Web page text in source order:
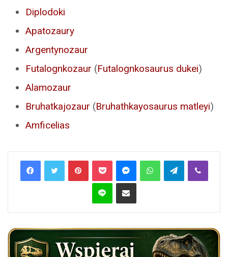
Diplodoki
Apatozaury
Argentynozaur
Futalognkozaur (Futalognkosaurus dukei)
Alamozaur
Bruhatkajozaur (Bruhathkayosaurus matleyi)
Amficelias
PinterestPocket MessengerWhatsAppTelegramViber
Line Share via Email